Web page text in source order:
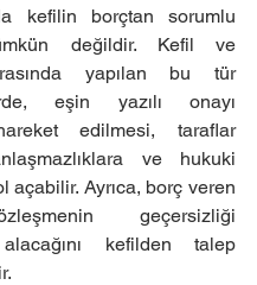
kefilin borçtan sorumlu
değildir. Kefil ve
yapılan bu tür
eşin yazılı onayı
edilmesi, taraflar
ve hukuki
açabilir. Ayrıca, borç veren
geçersizliği
kefilden talep